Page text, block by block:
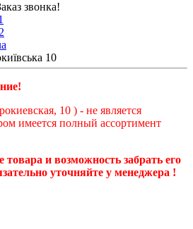
звонка!
10
10 ) - не является
имеется полный ассортимент
товара и возможность забрать его
уточняйте у менеджера !